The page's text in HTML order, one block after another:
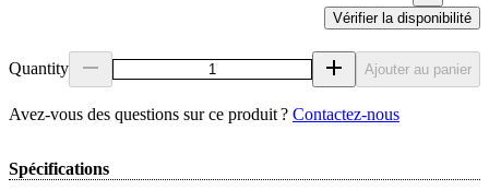
Vérifier la disponibilité
Quantity Ajouter au panier
Avez‑vous des questions sur ce produit ? Contactez‑nous
Spécifications